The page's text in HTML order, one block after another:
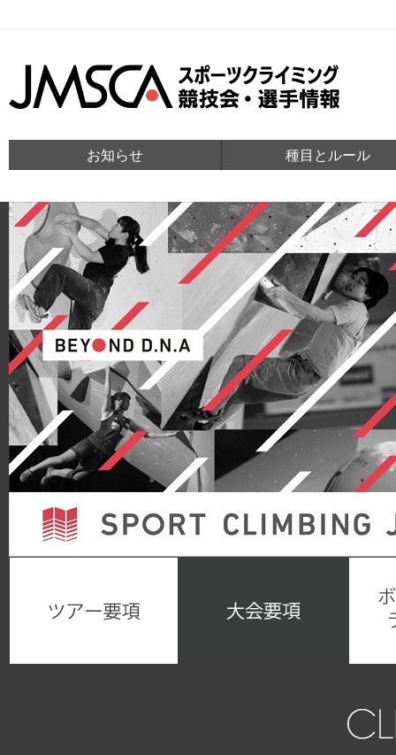
お知らせ 種目とルール